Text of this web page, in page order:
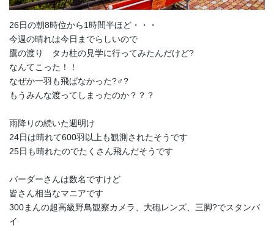
26日の朝8時位から1時間半ほど・・・
今週の晴れは今日までらしいので
鷹の渡り タカ柱の見学に行ってみたんだけど?
なんてこった！！
なぜか一羽も飛ばなかった?‍♂️?
もうみんな渡ってしまったのか？？？
雨降りの続いた週明け
24日は晴れて600羽以上も観測されたそうです
25日も晴れたのでたくさん飛んだそうです
バーダーさんは数名ですけど
皆さん相当なマニアです
300まんの超高級野鳥観察カメラ、大砲レンズ、三脚?でスタンバ
イ